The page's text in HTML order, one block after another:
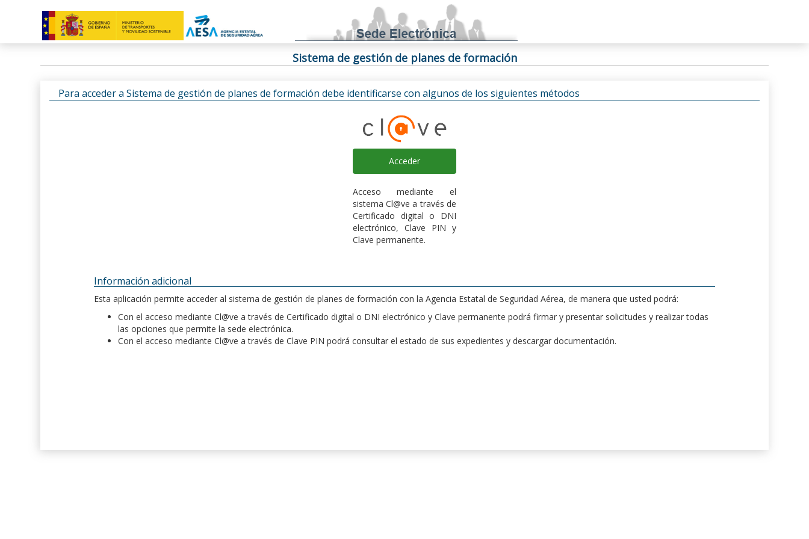
Sistema de gestión de planes de formación
Para acceder a Sistema de gestión de planes de formación debe identificarse con algunos de los siguientes métodos
Acceder
Acceso mediante el
sistema Cl@ve a través de
Certificado digital o DNI
electrónico, Clave PIN y
Clave permanente.
Información adicional
Esta aplicación permite acceder al sistema de gestión de planes de formación con la Agencia Estatal de Seguridad Aérea, de manera que usted podrá:
Con el acceso mediante Cl@ve a través de Certificado digital o DNI electrónico y Clave permanente podrá firmar y presentar solicitudes y realizar todas
las opciones que permite la sede electrónica.
Con el acceso mediante Cl@ve a través de Clave PIN podrá consultar el estado de sus expedientes y descargar documentación.